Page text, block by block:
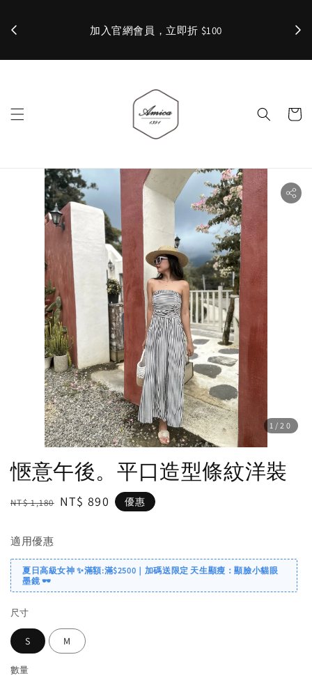
加入官網會員，立即折 $100 ✨
1 /20
愜意午後。平口造型條紋洋裝
Regular
NT$ 1,180 Sale
NT$ 890 優惠
適用優惠
夏日高級女神 ✨滿額:滿$2500｜加碼送限定 天生顯瘦：顯臉小貓眼
墨鏡 🕶️
尺寸
S M
數量